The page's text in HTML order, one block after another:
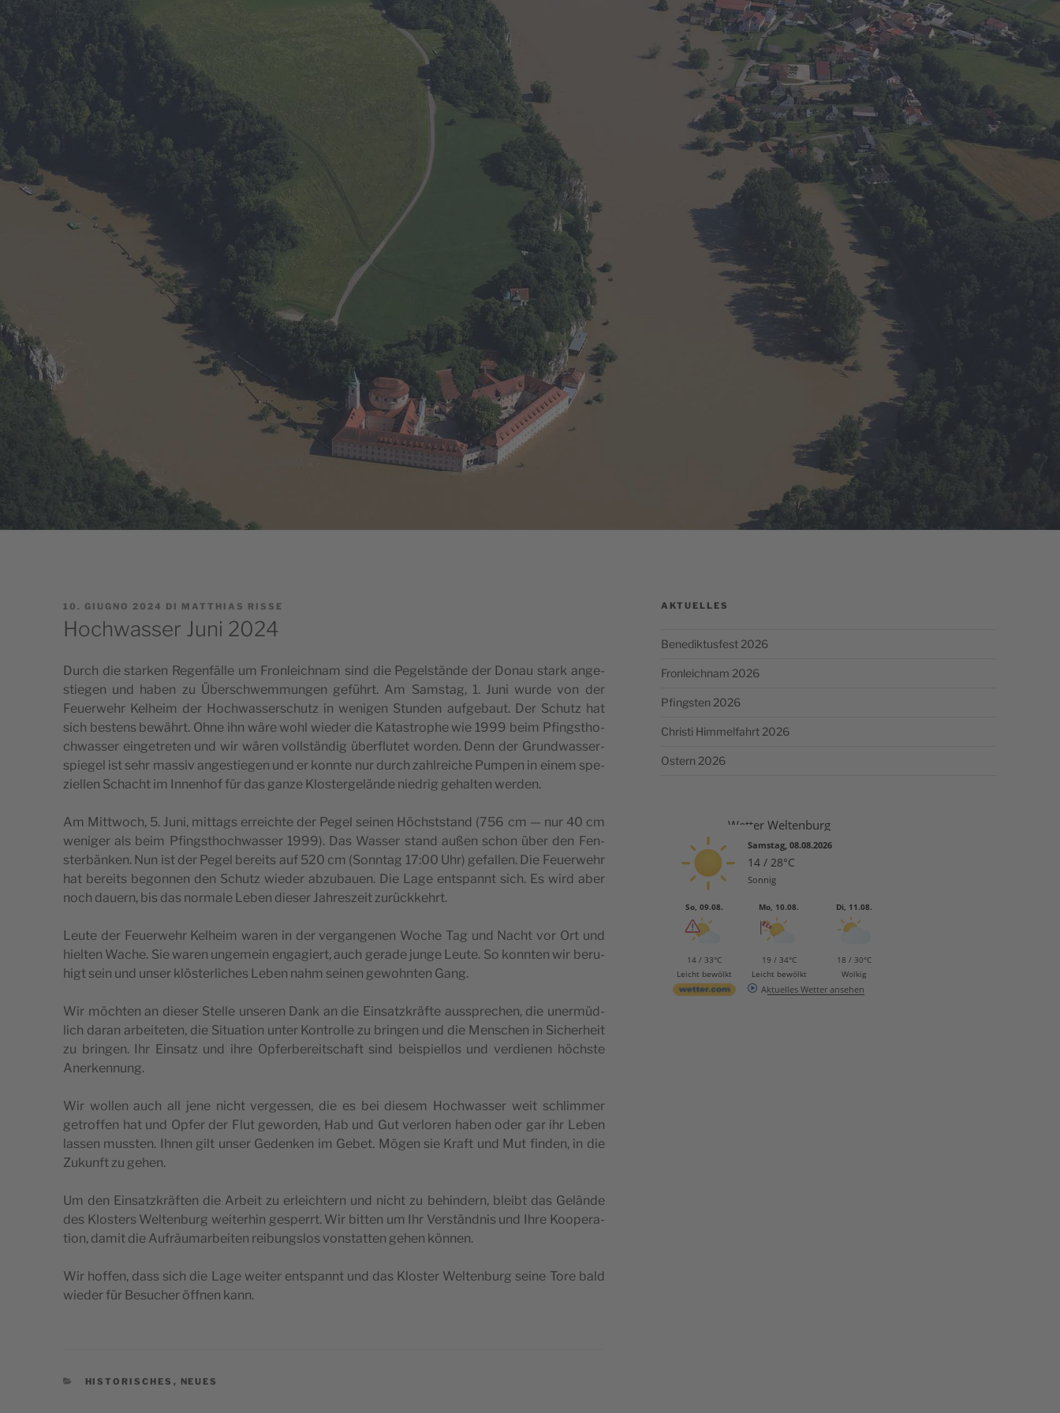
PUBBLICATO
10. GIUGNO 2024 DI MATTHIAS RISSE
Hochwasser Juni 2024
Durch die star­ken Regen­fäl­le um Fron­leich­nam sind die Pegel­stän­de der Donau stark ange­
stie­gen und haben zu Über­sch­wem­mun­gen geführt. Am Sam­stag, 1. Juni wur­de von der
Feuer­wehr Kelheim der Hoch­was­ser­schu­tz in weni­gen Stun­den auf­ge­baut. Der Schu­tz hat
sich bestens bewährt. Ohne ihn wäre wohl wie­der die Kata­stro­phe wie 1999 beim Pfing­stho­
ch­was­ser ein­ge­tre­ten und wir wären voll­stän­dig über­flu­tet wor­den. Denn der Grund­was­ser­
spie­gel ist sehr mas­siv ange­stie­gen und er konn­te nur durch zahl­rei­che Pum­pen in einem spe­
ziel­len Scha­cht im Inne­n­hof für das gan­ze Klo­ster­ge­län­de nie­drig gehal­ten werden.
Am Mitt­woch, 5. Juni, mit­tags errei­ch­te der Pegel sei­nen Höchststand (756 cm — nur 40 cm
weni­ger als beim Pfing­stho­ch­was­ser 1999). Das Was­ser stand außen schon über den Fen­
ster­bän­ken. Nun ist der Pegel berei­ts auf 520 cm (Sonn­tag 17:00 Uhr) gefal­len. Die Feuer­wehr
hat berei­ts begon­nen den Schu­tz wie­der abzu­bauen. Die Lage entspannt sich. Es wird aber
noch dauern, bis das nor­ma­le Leben die­ser Jah­reszeit zurückkehrt.
Leu­te der Feuer­wehr Kelheim waren in der ver­gan­ge­nen Woche Tag und Nacht vor Ort und
hiel­ten Wache. Sie waren unge­mein enga­giert, auch gera­de jun­ge Leu­te. So konn­ten wir beru­
higt sein und unser klö­ster­li­ches Leben nahm sei­nen gewohn­ten Gang.
Wir möch­ten an die­ser Stel­le unse­ren Dank an die Ein­satz­kräf­te aus­spre­chen, die uner­müd­
lich daran arbei­te­ten, die Situa­tion unter Kon­trol­le zu brin­gen und die Men­schen in Siche­rheit
zu brin­gen. Ihr Ein­sa­tz und ihre Opfer­be­rei­tschaft sind bei­spiel­los und ver­die­nen höch­ste
Anerkennung.
Wir wol­len auch all jene nicht ver­ges­sen, die es bei die­sem Hoch­was­ser weit schlim­mer
getrof­fen hat und Opfer der Flut gewor­den, Hab und Gut ver­lo­ren haben oder gar ihr Leben
las­sen mus­sten. Ihnen gilt unser Geden­ken im Gebet. Mögen sie Kraft und Mut fin­den, in die
Zukunft zu gehen.
Um den Ein­satz­kräf­ten die Arbeit zu erlei­ch­tern und nicht zu behin­dern, bleibt das Gelän­de
des Klo­sters Welt­en­burg wei­te­rhin gesperrt. Wir bit­ten um Ihr Ver­ständ­nis und Ihre Koo­pe­ra­
tion, damit die Aufräu­mar­bei­ten rei­bung­slos von­stat­ten gehen können.
Wir hof­fen, dass sich die Lage wei­ter entspannt und das Klo­ster Welt­en­burg sei­ne Tore bald
wie­der für Besu­cher öff­nen kann.
CATEGORIE
HISTORISCHES , NEUES
AKTUELLES
Benediktusfest 2026
Fronleichnam 2026
Pfingsten 2026
Christi Himmelfahrt 2026
Ostern 2026
Wetter Weltenburg
Samstag, 08.08.2026
14 / 28°C
Sonnig
So, 09.08.
14 / 33°C
Leicht bewölkt
Mo, 10.08.
19 / 34°C
Leicht bewölkt
Di, 11.08.
18 / 30°C
Wolkig
Aktuelles Wetter ansehen